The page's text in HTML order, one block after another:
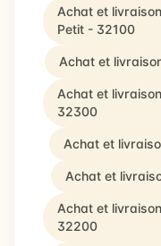
Achat et
Petit - 32100
Achat et
Achat et
32300
Achat et
Achat et
Achat et
32200